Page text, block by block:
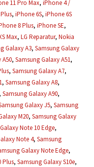
11 Pro Max, iPhone 4 /
, iPhone 6S, iPhone 6S
8 Plus, iPhone SE,
Max, LG Reparatur, Nokia
Galaxy A3, Samsung Galaxy
A50, Samsung Galaxy A51,
, Samsung Galaxy A7,
, Samsung Galaxy A8,
, Samsung Galaxy A90,
Galaxy J5, Samsung
M20, Samsung Galaxy
Note 10 Edge,
Note 4, Samsung
Galaxy Note Edge,
Plus, Samsung Galaxy S10e,